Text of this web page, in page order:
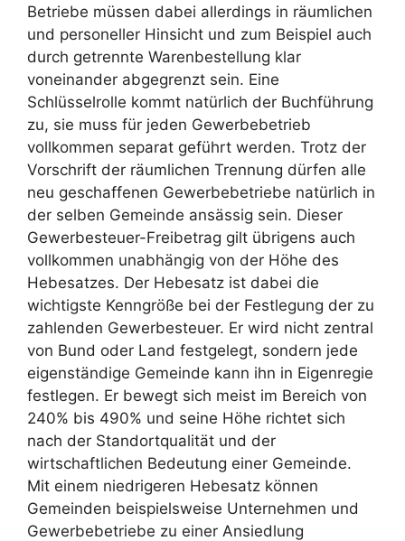
Betriebe müssen dabei allerdings in räumlichen
und personeller Hinsicht und zum Beispiel auch
durch getrennte Warenbestellung klar
voneinander abgegrenzt sein. Eine
Schlüsselrolle kommt natürlich der Buchführung
zu, sie muss für jeden Gewerbebetrieb
vollkommen separat geführt werden. Trotz der
Vorschrift der räumlichen Trennung dürfen alle
neu geschaffenen Gewerbebetriebe natürlich in
der selben Gemeinde ansässig sein. Dieser
Gewerbesteuer-Freibetrag gilt übrigens auch
vollkommen unabhängig von der Höhe des
Hebesatzes. Der Hebesatz ist dabei die
wichtigste Kenngröße bei der Festlegung der zu
zahlenden Gewerbesteuer. Er wird nicht zentral
von Bund oder Land festgelegt, sondern jede
eigenständige Gemeinde kann ihn in Eigenregie
festlegen. Er bewegt sich meist im Bereich von
240% bis 490% und seine Höhe richtet sich
nach der Standortqualität und der
wirtschaftlichen Bedeutung einer Gemeinde.
Mit einem niedrigeren Hebesatz können
Gemeinden beispielsweise Unternehmen und
Gewerbebetriebe zu einer Ansiedlung